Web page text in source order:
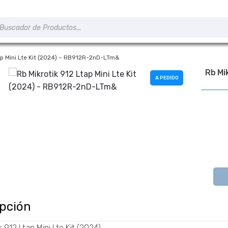
Mini Lte Kit (2024) – RB912R-2nD-LTm&
A PEDIDO
Rb